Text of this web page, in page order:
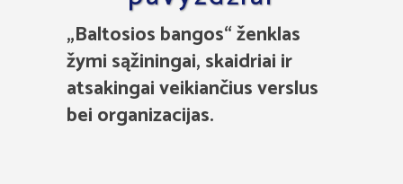
„Baltosios bangos“ ženklas
žymisąžiningai, skaidriai ir
atsakingai veikiančius verslus
bei organizacijas.